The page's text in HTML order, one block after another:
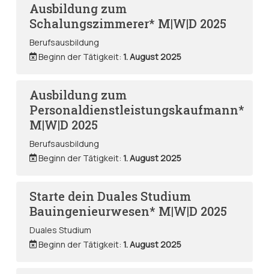
Ausbildung zum
Schalungszimmerer* M|W|D 2025
Berufsausbildung
Beginn der Tätigkeit: 1. August 2025
Ausbildung zum
Personaldienstleistungskaufmann*
M|W|D 2025
Berufsausbildung
Beginn der Tätigkeit: 1. August 2025
Starte dein Duales Studium
Bauingenieurwesen* M|W|D 2025
Duales Studium
Beginn der Tätigkeit: 1. August 2025